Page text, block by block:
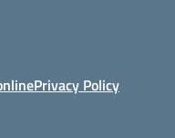
Privacy Policy